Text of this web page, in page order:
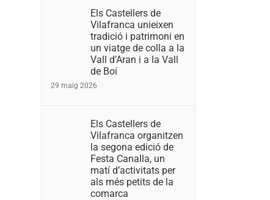
Els Castellers de
Vilafranca unieixen
tradició i patrimoni en
un viatge de colla a la
Vall d’Aran i a la Vall
de Boí
29 maig 2026
Els Castellers de
Vilafranca organitzen
la segona edició de
Festa Canalla, un
matí d’activitats per
als més petits de la
comarca